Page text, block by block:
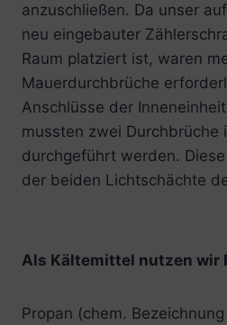
anzuschließen. Da unser
neu eingebauter
Raum platziert ist, waren
Mauerdurchbrüche
Anschlüsse der
mussten zwei Durchbrüche
durchgeführt werden.
der beiden Lichtschächte
Als Kältemittel nutzen wir
Propan (chem. Bezeichnung